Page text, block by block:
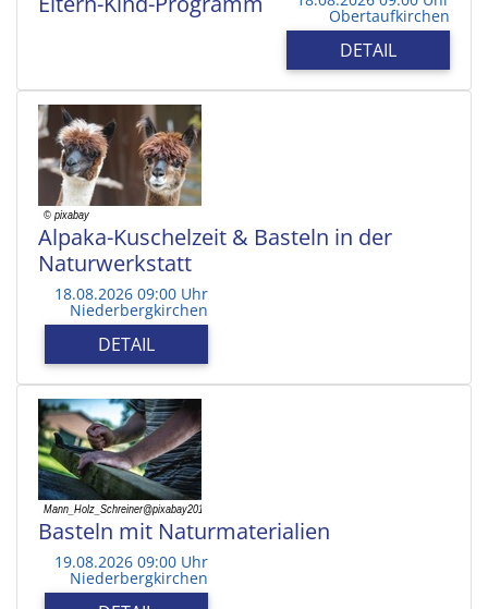
Obertaufkirchen
DETAIL
Alpaka-Kuschelzeit & Basteln in der
Naturwerkstatt
18.08.2026 09:00 Uhr
Niederbergkirchen
DETAIL
Basteln mit Naturmaterialien
19.08.2026 09:00 Uhr
Niederbergkirchen